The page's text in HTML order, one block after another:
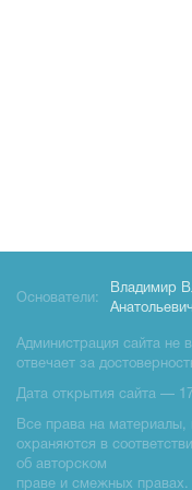
Основатели:
Владимир
Администрация сайта не
отвечает за
Дата открытия сайта — 17
Все права на материалы,
охраняются в
об авторском
праве и смежных правах.